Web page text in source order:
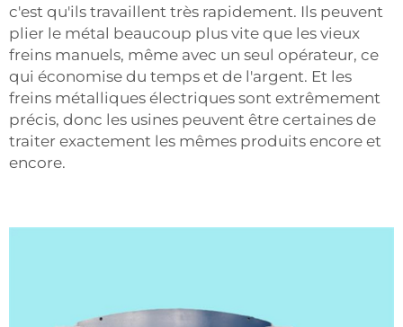
c'est qu'ils travaillent très rapidement. Ils peuvent
plier le métal beaucoup plus vite que les vieux
freins manuels, même avec un seul opérateur, ce
qui économise du temps et de l'argent. Et les
freins métalliques électriques sont extrêmement
précis, donc les usines peuvent être certaines de
traiter exactement les mêmes produits encore et
encore.